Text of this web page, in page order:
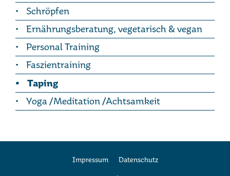
Schröpfen
Ernährungsberatung, vegetarisch & vegan
Personal Training
Faszientraining
Taping
Yoga /Meditation /Achtsamkeit
Impressum Datenschutz